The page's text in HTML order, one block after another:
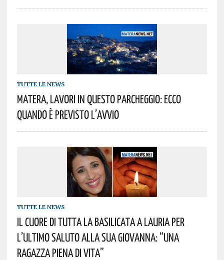
TUTTE LE NEWS
Matera, Lavori In Questo Parcheggio: Ecco
Quando È Previsto L’avvio
TUTTE LE NEWS
Il Cuore Di Tutta La Basilicata A Lauria Per
L’ultimo Saluto Alla Sua Giovanna: “una
Ragazza Piena Di Vita”